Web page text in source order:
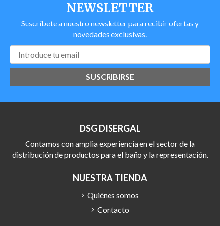
NEWSLETTER
Suscríbete a nuestro newsletter para recibir ofertas y
novedades exclusivas.
SUSCRIBIRSE
DSG DISERGAL
Contamos con amplia experiencia en el sector de la
distribución de productos para el baño y la representación.
NUESTRA TIENDA
Quiénes somos
Contacto